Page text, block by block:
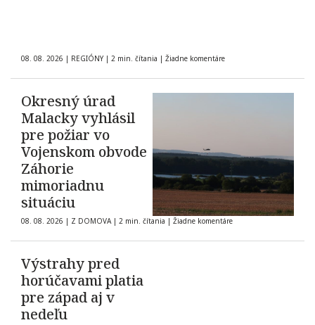
08. 08. 2026 | REGIÓNY | 2 min. čítania | Žiadne komentáre
Okresný úrad
Malacky vyhlásil
pre požiar vo
Vojenskom obvode
Záhorie
mimoriadnu
situáciu
08. 08. 2026 | Z DOMOVA | 2 min. čítania | Žiadne komentáre
Výstrahy pred
horúčavami platia
pre západ aj v
nedeľu